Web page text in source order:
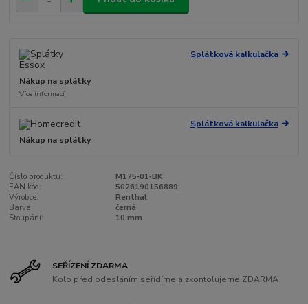
Splátková kalkulačka
Nákup na splátky
Více informací
Splátková kalkulačka
Nákup na splátky
Číslo produktu:
M175‑01‑BK
EAN kód:
5026190156889
Výrobce:
Renthal
Barva:
černá
Stoupání:
10 mm
SEŘÍZENÍ ZDARMA
Kolo před odesláním seřídíme a zkontolujeme ZDARMA